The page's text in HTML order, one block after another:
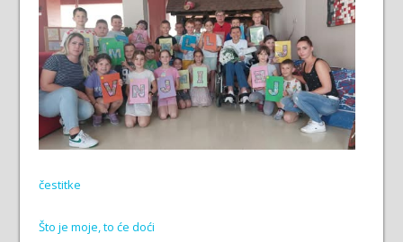
čestitke
Što je moje, to će doći